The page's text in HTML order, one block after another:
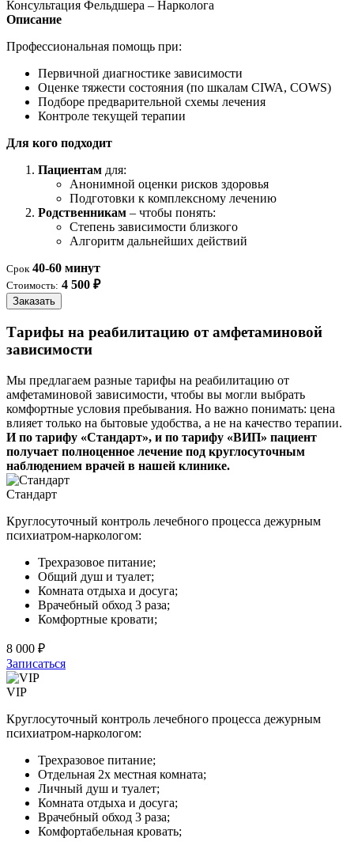
Консультация Фельдшера – Нарколога
Описание
Профессиональная помощь при:
Первичной диагностике зависимости
Оценке тяжести состояния (по шкалам CIWA, COWS)
Подборе предварительной схемы лечения
Контроле текущей терапии
Для кого подходит
Пациентам для:
Анонимной оценки рисков здоровья
Подготовки к комплексному лечению
Родственникам – чтобы понять:
Степень зависимости близкого
Алгоритм дальнейших действий
Срок 40-60 минут
Стоимость: 4 500 ₽
Заказать
Тарифы на реабилитацию от амфетаминовой
зависимости
Мы предлагаем разные тарифы на реабилитацию от
амфетаминовой зависимости, чтобы вы могли выбрать
комфортные условия пребывания. Но важно понимать: цена
влияет только на бытовые удобства, а не на качество терапии.
И по тарифу «Стандарт», и по тарифу «ВИП» пациент
получает полноценное лечение под круглосуточным
наблюдением врачей в нашей клинике.
Стандарт
Круглосуточный контроль лечебного процесса дежурным
психиатром-наркологом:
Трехразовое питание;
Общий душ и туалет;
Комната отдыха и досуга;
Врачебный обход 3 раза;
Комфортные кровати;
8 000 ₽
Записаться
VIP
Круглосуточный контроль лечебного процесса дежурным
психиатром-наркологом:
Трехразовое питание;
Отдельная 2х местная комната;
Личный душ и туалет;
Комната отдыха и досуга;
Врачебный обход 3 раза;
Комфортабельная кровать;